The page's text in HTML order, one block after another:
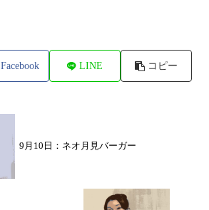
Facebook LINE コピー
9月10日：ネオ月見バーガー